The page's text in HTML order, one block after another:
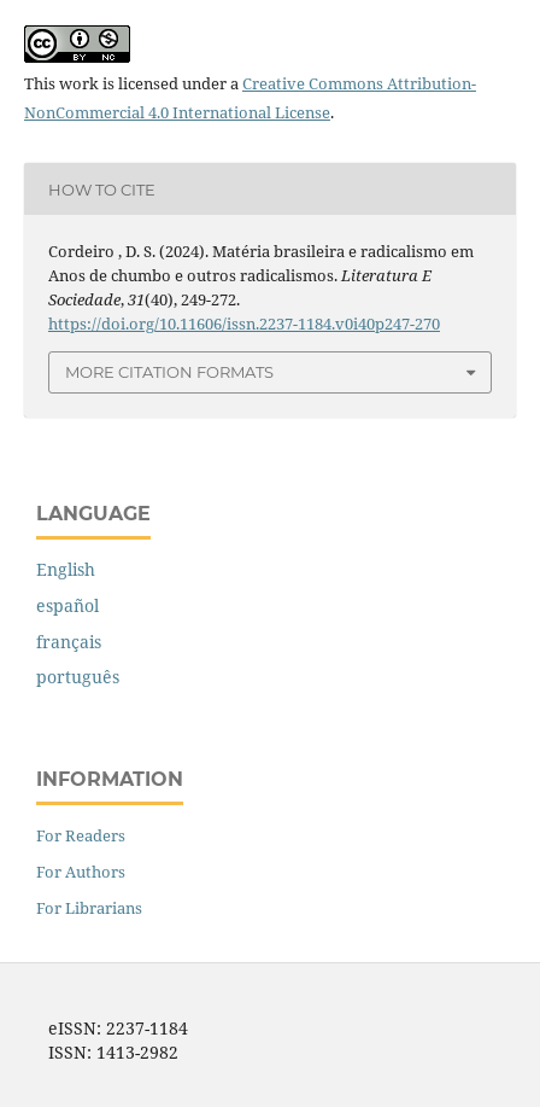
This work is licensed under aCreative Commons Attribution-
NonCommercial 4.0 International License.
HOW TO CITE
Cordeiro , D. S. (2024). Matéria brasileira e radicalismo em
Anos de chumbo e outros radicalismos.Literatura E
Sociedade,31(40), 249-272.
https://doi.org/10.11606/issn.2237-1184.v0i40p247-270
MORE CITATION FORMATS
LANGUAGE
English
español
français
português
INFORMATION
For Readers
For Authors
For Librarians
eISSN: 2237-1184
ISSN: 1413-2982